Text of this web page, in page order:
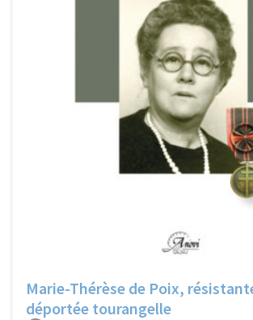
Marie-Thérèse de Poix,
déportée tourangelle